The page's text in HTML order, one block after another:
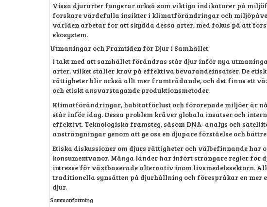
Vissa djurarter fungerar också som viktiga indikatorer på
forskare värdefulla insikter i klimatförändringar och
världen arbetar för att skydda dessa arter, med fokus på att
ekosystem.
Utmaningar och Framtiden för Djur i Samhället
I takt med att samhället förändras står djur inför nya
arter, vilket ställer krav på effektiva bevarandeinsatser. De
rättigheter blir också allt mer framträdande, och det finns ett
och etiskt ansvarstagande produktionsmetoder.
Klimatförändringar, habitatförlust och förorenade miljöer är
står inför idag. Dessa problem kräver globala insatser och
effektivt. Teknologiska framsteg, såsom DNA-analys och
ansträngningar genom att ge oss en djupare förståelse och
Etiska diskussioner om djurs rättigheter och välbefinnande
konsumentvanor. Många länder har infört strängare regler för
intresse för växtbaserade alternativ inom livsmedelssektorn.
traditionella synsätten på djurhållning och förespråkar en mer
djur.
Sammanfattning